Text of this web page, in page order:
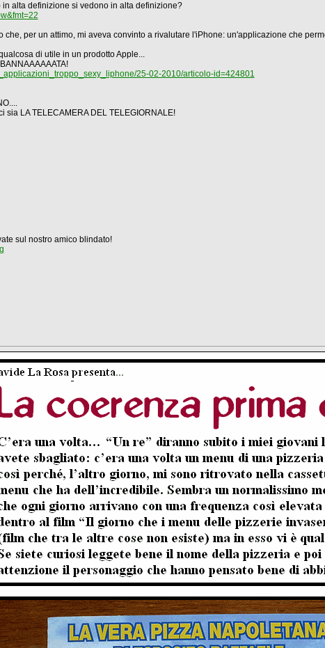
alta definizione si vedono in alta definizione?
che, per un attimo, mi aveva convinto a rivalutare l'iPhone: un'applicazione che
di utile in un prodotto Apple...
25-02-2010/articolo-id=424801
LA TELECAMERA DEL TELEGIORNALE!
sul nostro amico blindato!